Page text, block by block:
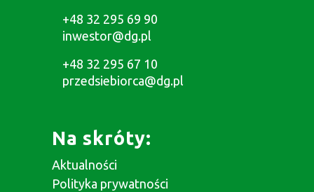
+48 32 295 69 90
inwestor@dg.pl
+48 32 295 67 10
przedsiebiorca@dg.pl
Na skróty:
Aktualności
Polityka prywatności